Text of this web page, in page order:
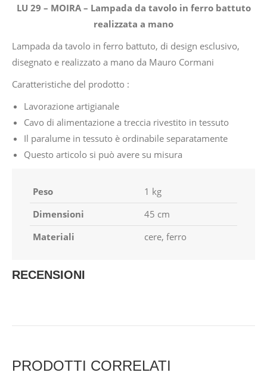
LU 29 – MOIRA – Lampada da tavolo in ferro battuto
realizzata a mano
Lampada da tavolo in ferro battuto, di design esclusivo,
disegnato e realizzato a mano da Mauro Cormani
Caratteristiche del prodotto :
Lavorazione artigianale
Cavo di alimentazione a treccia rivestito in tessuto
Il paralume in tessuto è ordinabile separatamente
Questo articolo si può avere su misura
Peso
1 kg
Dimensioni
45 cm
Materiali
cere, ferro
RECENSIONI
PRODOTTI CORRELATI